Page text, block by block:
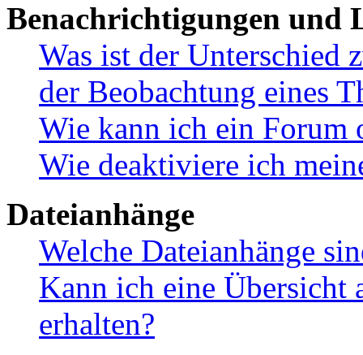
Benachrichtigungen und
Was ist der Unterschied
der Beobachtung eines
Wie kann ich ein Forum
Wie deaktiviere ich
Dateianhänge
Welche Dateianhänge
Kann ich eine Übersicht
erhalten?